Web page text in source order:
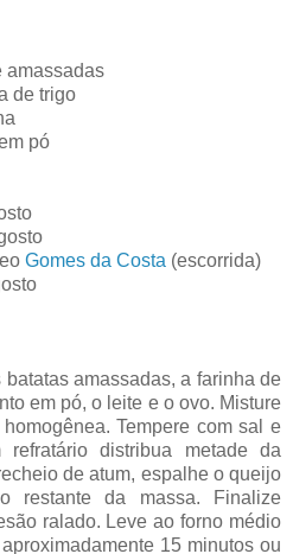
amassadas
de trigo
pó
Gomes da Costa (escorrida)
amassadas, a farinha de
em pó, o leite e o ovo. Misture
Tempere com sal e
refratário distribua metade da
de atum, espalhe o queijo
restante da massa. Finalize
ralado. Leve ao forno médio
15 minutos ou